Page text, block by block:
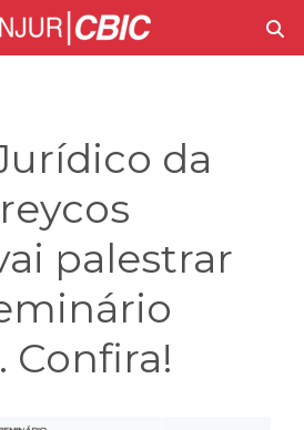
da
palestrar
Confira!